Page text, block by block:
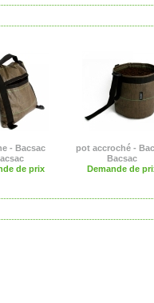
- Bacsac
de prix
pot accroché -
Bacsac
Demande de